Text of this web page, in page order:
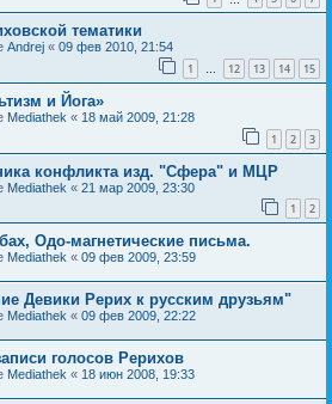
тематики
Andrej « 09 фев 2010, 21:54
1 … 12 13 14 15
и Йога»
Mediathek « 18 май 2009, 21:28
1 2 3
конфликта изд. "Сфера" и МЦР
Mediathek « 21 мар 2009, 23:30
1 2
Одо-магнетические письма.
Mediathek « 09 фев 2009, 23:59
Девики Рерих к русским друзьям"
Mediathek « 09 фев 2009, 22:22
голосов Рерихов
Mediathek « 18 июн 2008, 19:33